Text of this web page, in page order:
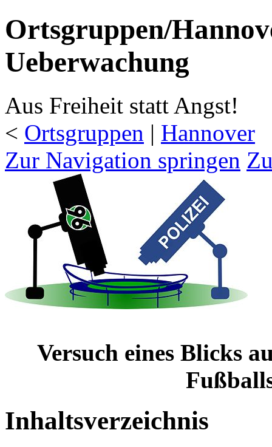
Ortsgruppen/
Ueberwachung
Aus Freiheit statt Angst!
< Ortsgruppen ‎ | Hannover
Zur Navigation springen
Versuch eines Blicks
Inhaltsverzeichnis